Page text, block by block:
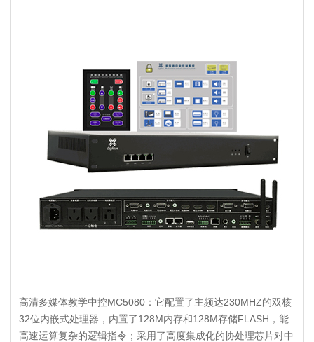
高清多媒体教学中控MC5080： 它配置了主频达230MHZ的双核
32位内嵌式处理器，内置了128M内存和128M存储FLASH，能
高速运算复杂的逻辑指令；采用了高度集成化的协处理芯片对中